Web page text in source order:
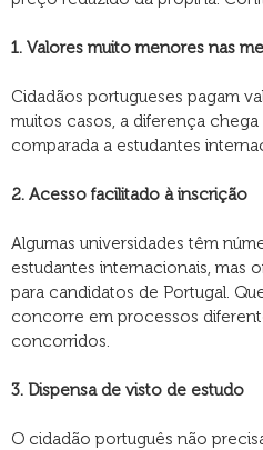
1. Valores muito menores nas
Cidadãos portugueses pagam
muitos casos, a diferença chega
comparada a estudantes
2. Acesso facilitado à inscrição
Algumas universidades têm
estudantes internacionais, mas
para candidatos de Portugal.
concorre em processos
concorridos.
3. Dispensa de visto de estudo
O cidadão português não